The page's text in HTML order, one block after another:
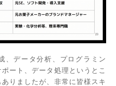
、データ分析、プログラミン
ート、データ処理というとこ
りましたが、非常に皆様スキ